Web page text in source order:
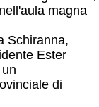
magna
Schiranna,
Ester
di